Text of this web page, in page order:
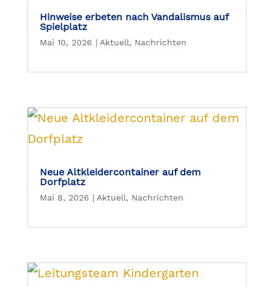
Hinweise erbeten nach Vandalismus auf
Spielplatz
Mai 10, 2026 | Aktuell, Nachrichten
Neue Altkleidercontainer auf dem
Dorfplatz
Mai 8, 2026 | Aktuell, Nachrichten